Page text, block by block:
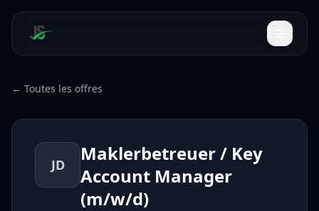
← Toutes les offres
JD
Maklerbetreuer / Key
Account Manager
(m/w/d)